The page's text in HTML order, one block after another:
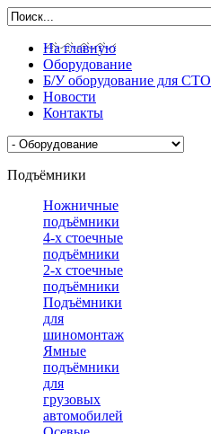
На главную
Оборудование
Б/У оборудование для СТО
Новости
Контакты
Подъёмники
Ножничные
подъёмники
4-х стоечные
подъёмники
2-х стоечные
подъёмники
Подъёмники
для
шиномонтажа
Ямные
подъёмники
для
грузовых
автомобилей